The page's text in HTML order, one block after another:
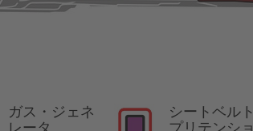
ガス・ジェネ
レータ
シートベルト
プリテンショ